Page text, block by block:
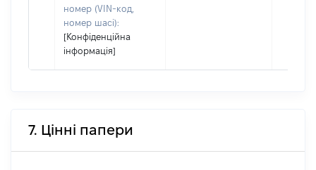
номер (VIN-код,
номер шасі):
[Конфіденційна
інформація]
7. Цінні папери